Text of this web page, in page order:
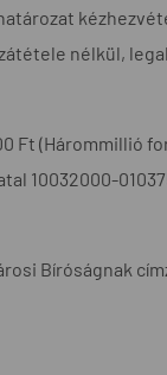
nélkül,
Ft (Hárommillió
10032000-
Bíróságnak